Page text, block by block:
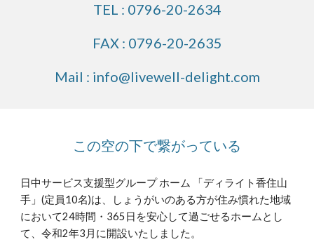
TEL : 0796-20-2634
FAX : 0796-20-2635
Mail : info@livewell-delight.com
この空の下で繋がっている
日中サービス支援型グループ ホーム 「ディライト香住山
手」(定員10名)は、しょうがいのある方が住み慣れた地域
において24時間・365日を安心して過ごせるホームとし
て、令和2年3月に開設いたしました。